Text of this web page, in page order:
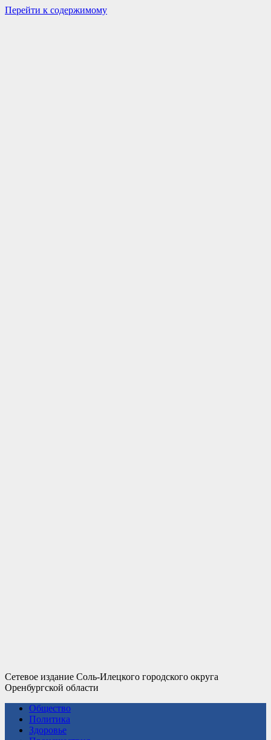
Перейти к содержимому
Сетевое издание Соль-Илецкого городского округа
Оренбургской области
Общество
Политика
Здоровье